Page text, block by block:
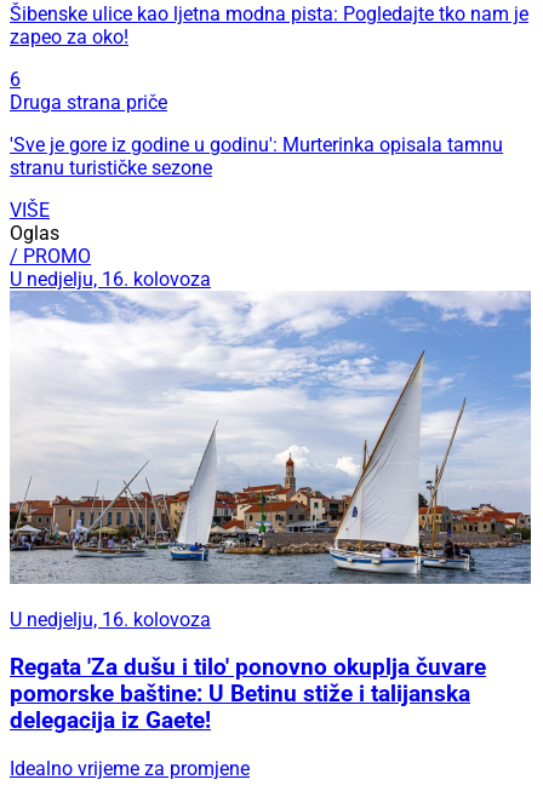
Šibenske ulice kao ljetna modna pista: Pogledajte tko nam je
zapeo za oko!
6
Druga strana priče
'Sve je gore iz godine u godinu': Murterinka opisala tamnu
stranu turističke sezone
VIŠE
Oglas
/ PROMO
U nedjelju, 16. kolovoza
U nedjelju, 16. kolovoza
Regata 'Za dušu i tilo' ponovno okuplja čuvare
pomorske baštine: U Betinu stiže i talijanska
delegacija iz Gaete!
Idealno vrijeme za promjene